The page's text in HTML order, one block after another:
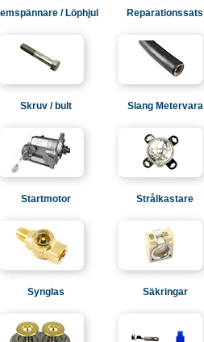
/ Löphjul Reparationssats
Skruv / bult Slang Metervara
Startmotor Strålkastare
Synglas Säkringar